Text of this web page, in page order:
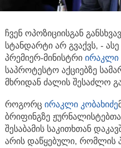
ჩვენ ოპოზიციისგან
სტანდარტი არ გვაქვს, -
პრემიერ-მინისტრი ირაკლი
საპროტესტო აქციებზე
მხრიდან ძალის შესაძლო
როგორც ირაკლი კობახიძე
ბრიფინგზე
შესაბამის საკითხთან
არის დაწყებული, რომლის